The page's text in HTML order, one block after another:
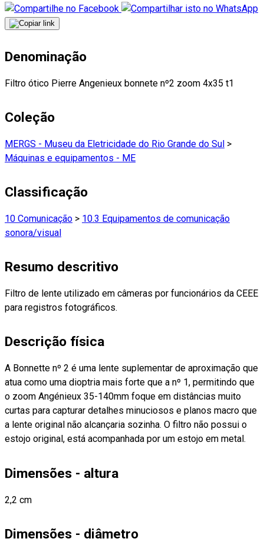
Denominação
Filtro ótico Pierre Angenieux bonnete nº2 zoom 4x35 t1
Coleção
MERGS - Museu da Eletricidade do Rio Grande do Sul >
Máquinas e equipamentos - ME
Classificação
10 Comunicação > 10.3 Equipamentos de comunicação
sonora/visual
Resumo descritivo
Filtro de lente utilizado em câmeras por funcionários da CEEE
para registros fotográficos.
Descrição física
A Bonnette nº 2 é uma lente suplementar de aproximação que
atua como uma dioptria mais forte que a nº 1, permitindo que
o zoom Angénieux 35-140mm foque em distâncias muito
curtas para capturar detalhes minuciosos e planos macro que
a lente original não alcançaria sozinha. O filtro não possui o
estojo original, está acompanhada por um estojo em metal.
Dimensões - altura
2,2 cm
Dimensões - diâmetro